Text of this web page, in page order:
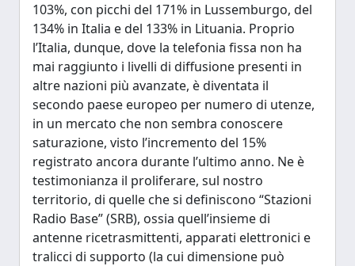
103%, con picchi del 171% in Lussemburgo, del
134% in Italia e del 133% in Lituania. Proprio
l’Italia, dunque, dove la telefonia fissa non ha
mai raggiunto i livelli di diffusione presenti in
altre nazioni più avanzate, è diventata il
secondo paese europeo per numero di utenze,
in un mercato che non sembra conoscere
saturazione, visto l’incremento del 15%
registrato ancora durante l’ultimo anno. Ne è
testimonianza il proliferare, sul nostro
territorio, di quelle che si definiscono “Stazioni
Radio Base” (SRB), ossia quell’insieme di
antenne ricetrasmittenti, apparati elettronici e
tralicci di supporto (la cui dimensione può